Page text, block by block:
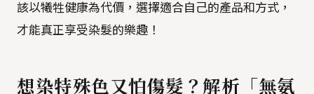
該以犧牲健康為代價，選擇適合自己的產品和方式，
才能真正享受染髮的樂趣！
想染特殊色又怕傷髮？解析「無氨